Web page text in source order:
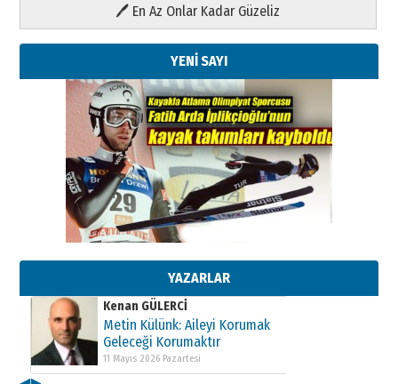
🖊 En Az Onlar Kadar Güzeliz
YENİ SAYI
YAZARLAR
Kenan GÜLERCİ
Metin Külünk: Aileyi Korumak
11 Mayıs 2026 Pazartesi
Kenan GÜLERCİ
Metin Külünk: Aileyi Korumak
Geleceği Korumaktır
11 Mayıs 2026 Pazartesi